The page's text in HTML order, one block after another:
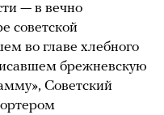
— в вечно
советской
во главе хлебного
брежневскую
Советский